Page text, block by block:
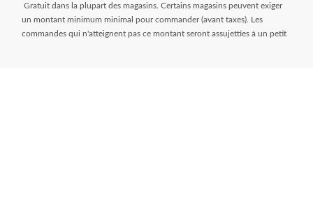
Gratuit dans la plupart des magasins. Certains magasins peuvent exiger
un montant minimum minimal pour commander (avant taxes). Les
commandes qui n'atteignent pas ce montant seront assujetties à un petit